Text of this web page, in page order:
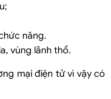
năng.
vùng lãnh thổ.
mại điện tử vì vậy có